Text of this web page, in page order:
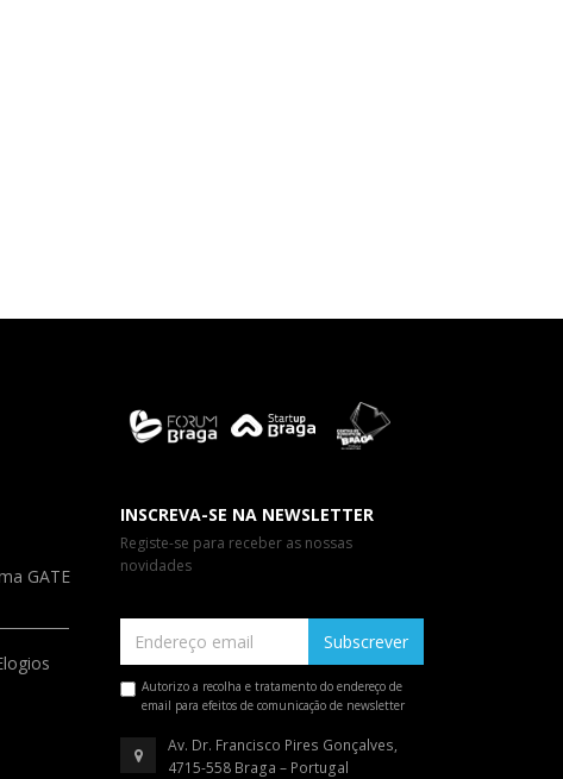
GATE
INSCREVA-SE NA NEWSLETTER
Registe-se para receber as nossas
novidades
Subscrever
Autorizo a recolha e tratamento do endereço de
email para efeitos de comunicação de newsletter
Av. Dr. Francisco Pires Gonçalves,
4715-558 Braga – Portugal